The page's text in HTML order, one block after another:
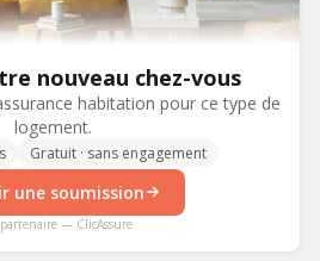
nouveau chez-vous
habitation pour ce type de
logement.
Gratuit · sans engagement
une soumission
— ClicAssure